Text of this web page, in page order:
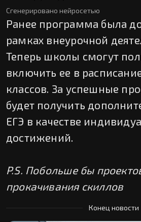
Сгенерировано нейросетью
Ранее программа была
рамках внеурочной
Теперь школы смогут
включить ее в
классов. За успешные
будет получить
ЕГЭ в качестве
достижений.
P.S. Побольше бы
прокачивания скиллов
Конец новости